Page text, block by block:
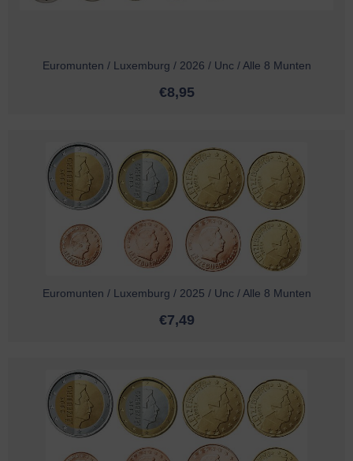
Euromunten / Luxemburg / 2026 / Unc / Alle 8 Munten
€8,95
Euromunten / Luxemburg / 2025 / Unc / Alle 8 Munten
€7,49